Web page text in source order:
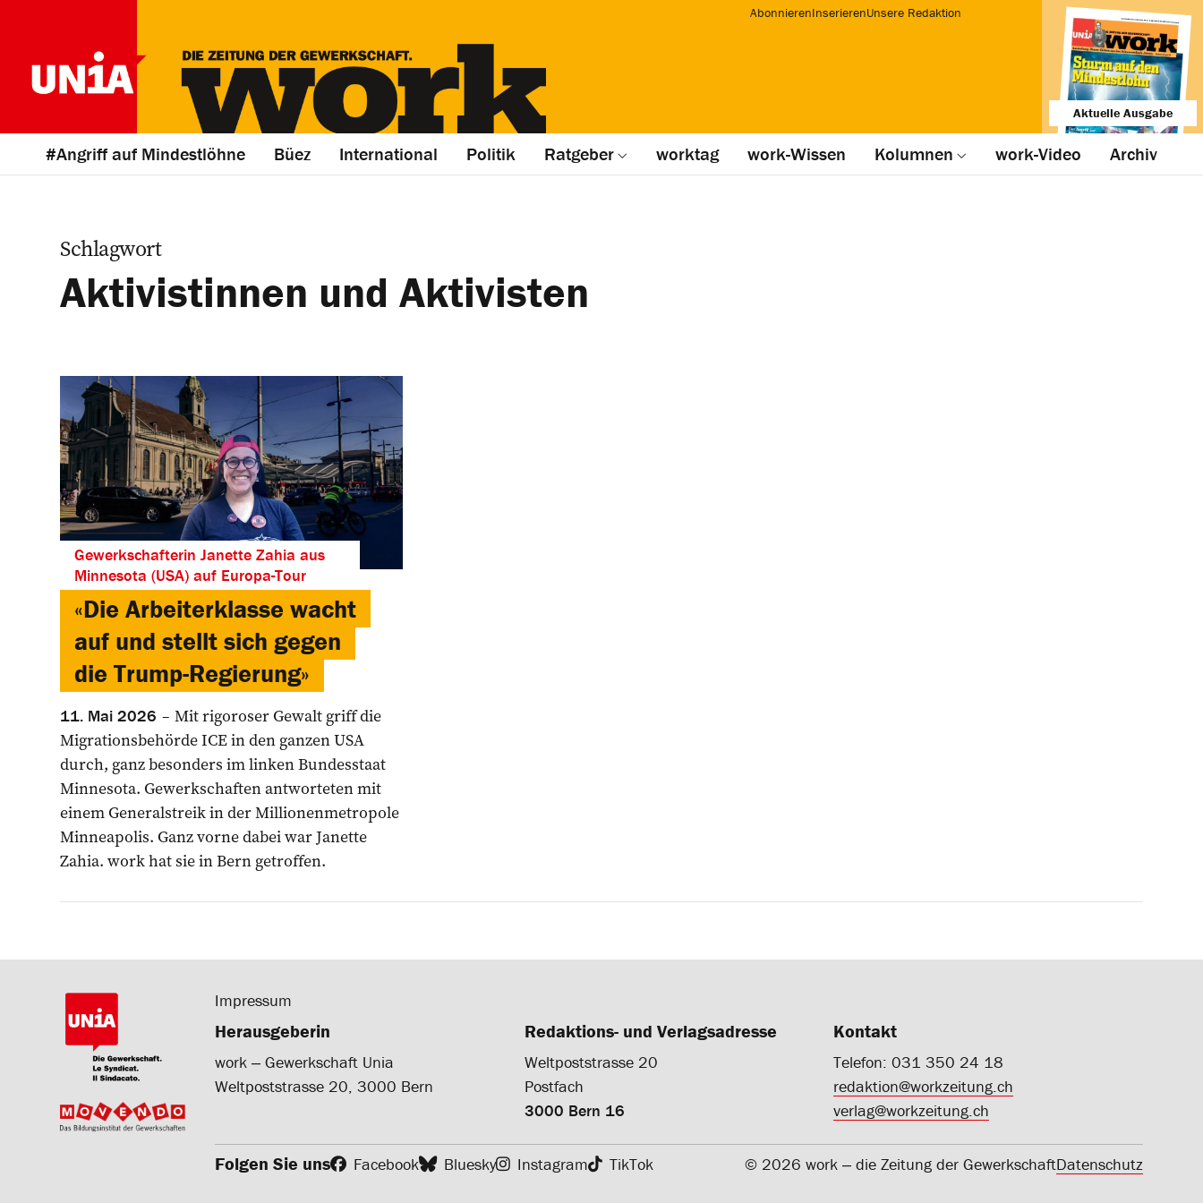
AbonnierenInserierenUnsere Redaktion
Aktuelle Ausgabe
#Angriff auf Mindestlöhne Büez International Politik Ratgeber worktag work-Wissen Kolumnen work-Video Archiv
Schlagwort
Aktivistinnen und Aktivisten
Gewerkschafterin Janette Zahia aus
Minnesota (USA) auf Europa-Tour
«Die Arbeiterklasse wacht
auf und stellt sich gegen
die Trump-Regierung»
11. Mai 2026
Mit rigoroser Gewalt griff die
Migrationsbehörde ICE in den ganzen USA
durch, ganz besonders im linken Bundesstaat
Minnesota. ­Gewerkschaften ­antworteten mit
einem Generalstreik in der Millionenmetropole
Minneapolis. Ganz vorne dabei war Janette
Zahia. work hat sie in Bern getroffen.
Impressum
Herausgeberin
work ‒ Gewerkschaft Unia
Weltpoststrasse 20, 3000 Bern
Redaktions- und Verlagsadresse
Weltpoststrasse 20
Postfach
3000 Bern 16
Kontakt
Telefon: 031 350 24 18
redaktion@workzeitung.ch
verlag@workzeitung.ch
Folgen Sie uns Facebook Bluesky Instagram TikTok © 2026 work ‒ die Zeitung der GewerkschaftDatenschutz